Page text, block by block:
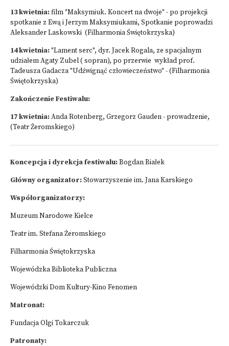
13 kwietnia:film "Maksymiuk. Koncert na dwoje" - po projekcji
spotkanie z Ewą i Jerzym Maksymiukami, Spotkanie poprowadzi
Aleksander Laskowski (Filharmonia Świętokrzyska)
14 kwietnia:"Lament serc", dyr. Jacek Rogala, ze spacjalnym
udziałem Agaty Zubel ( sopran), po przerwie wykład prof.
Tadeusza Gadacza "Udźwignąć człowieczeństwo" - (Filharmonia
Świętokrzyska)
Zakończenie Festiwalu:
17 kwietnia:Anda Rotenberg, Grzegorz Gauden - prowadzenie,
(Teatr Żeromskiego)
Koncepcja i dyrekcja festiwalu:Bogdan Białek
Główny organizator:Stowarzyszenie im. Jana Karskiego
Współorganizatorzy:
Muzeum Narodowe Kielce
Teatr im. Stefana Żeromskiego
Filharmonia Świętokrzyska
Wojewódzka Biblioteka Publiczna
Wojewódzki Dom Kultury-Kino Fenomen
Matronat:
Fundacja Olgi Tokarczuk
Patronaty: